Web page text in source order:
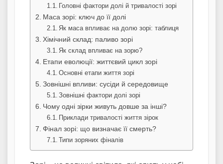
Головні фактори долі й тривалості зорі
Маса зорі: ключ до її долі
Як маса впливає на долю зорі: таблиця
Хімічний склад: паливо зорі
Як склад впливає на зорю?
Етапи еволюції: життєвий цикл зорі
Основні етапи життя зорі
Зовнішні впливи: сусіди й середовище
Зовнішні фактори долі зорі
Чому одні зірки живуть довше за інші?
Приклади тривалості життя зірок
Фінал зорі: що визначає її смерть?
Типи зоряних фіналів